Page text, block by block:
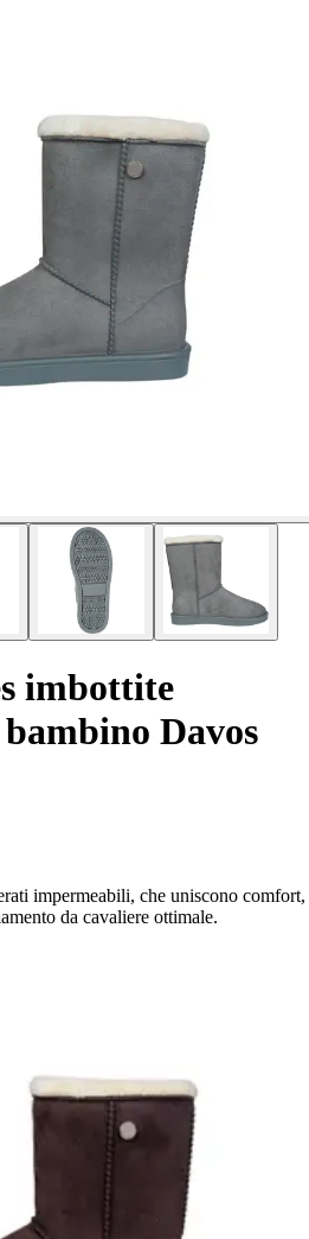
imbottite
Davos
impermeabili, che uniscono comfort,
da cavaliere ottimale.